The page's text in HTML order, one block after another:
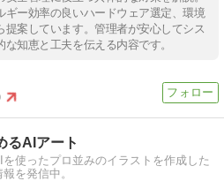
ギー効率の良いハードウェア選定、環境
案しています。管理者が安心してシス
知恵と工夫を伝える内容です。
るAIアート
使ったプロ並みのイラストを作成した
を発信中。